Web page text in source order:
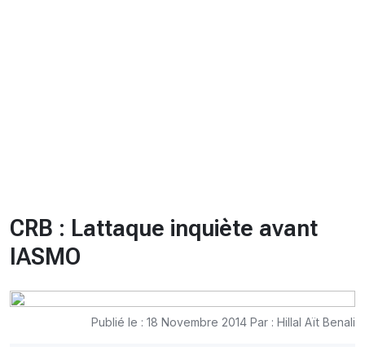
CRB : Lattaque inquiète avant
lASMO
Publié le : 18 Novembre 2014 Par : Hillal Aït Benali